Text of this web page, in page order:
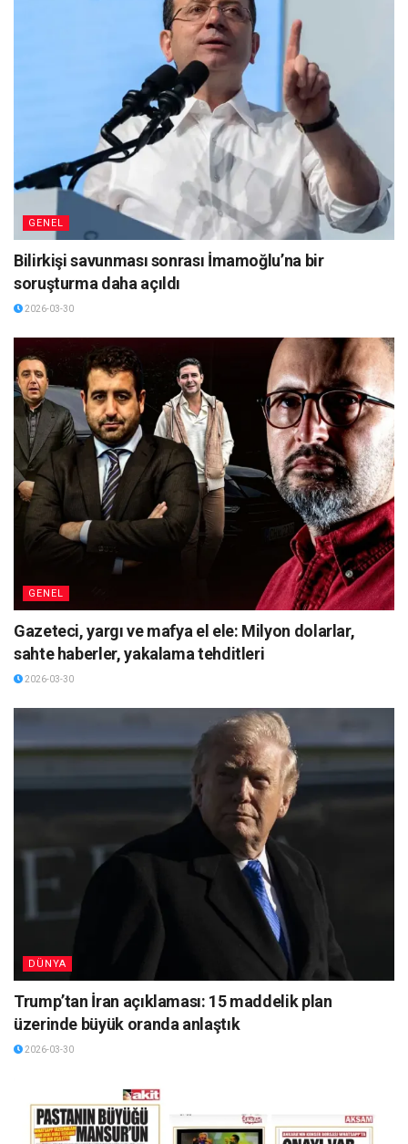
GENEL
Bilirkişi savunması sonrası İmamoğlu’na bir
soruşturma daha açıldı
2026-03-30
GENEL
Gazeteci, yargı ve mafya el ele: Milyon dolarlar,
sahte haberler, yakalama tehditleri
2026-03-30
DÜNYA
Trump’tan İran açıklaması: 15 maddelik plan
üzerinde büyük oranda anlaştık
2026-03-30